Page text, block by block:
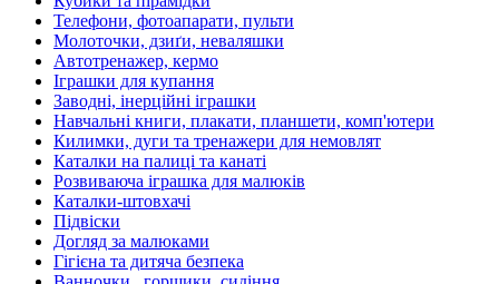
Телефони, фотоапарати, пульти
Молоточки, дзиґи, неваляшки
Автотренажер, кермо
Іграшки для купання
Заводні, інерційні іграшки
Навчальні книги, плакати, планшети, комп'ютери
Килимки, дуги та тренажери для немовлят
Каталки на палиці та канаті
Розвиваюча іграшка для малюків
Каталки-штовхачі
Підвіски
Догляд за малюками
Гігієна та дитяча безпека